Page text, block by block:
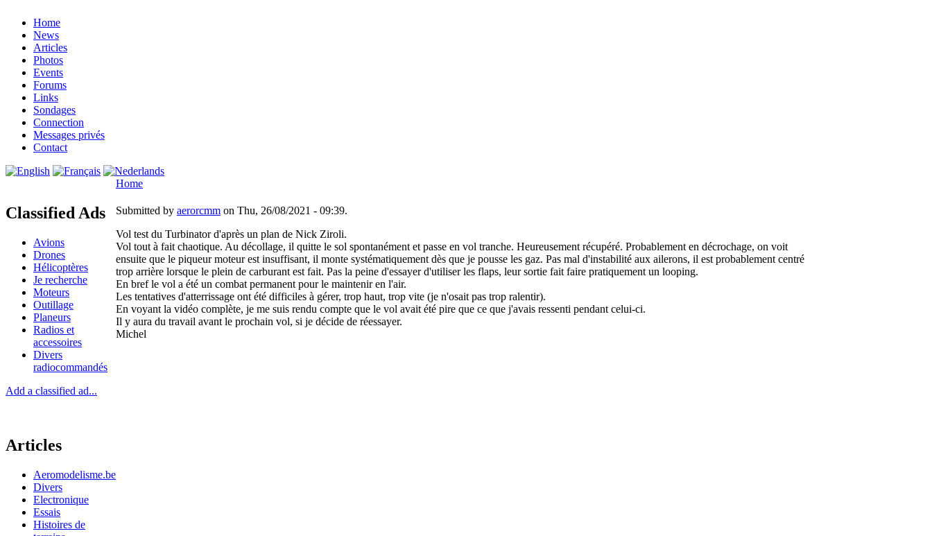
Home
News
Articles
Photos
Events
Forums
Links
Sondages
Connection
Messages privés
Contact
Classified Ads
Avions
Drones
Hélicoptères
Je recherche
Moteurs
Outillage
Planeurs
Radios et
accessoires
Divers
radiocommandés
Add a classified ad...
Articles
Aeromodelisme.be
Divers
Electronique
Essais
Histoires de
Home
Submitted by aerorcmm on Thu, 26/08/2021 - 09:39.
Vol test du Turbinator d'après un plan de Nick Ziroli.
Vol tout à fait chaotique. Au décollage, il quitte le sol spontanément et passe en vol tranche. Heureusement récupéré. Probablement en décrochage, on voit
ensuite que le piqueur moteur est insuffisant, il monte systématiquement dès que je pousse les gaz. Pas mal d'instabilité aux ailerons, il est probablement centré
trop arrière lorsque le plein de carburant est fait. Pas la peine d'essayer d'utiliser les flaps, leur sortie fait faire pratiquement un looping.
En bref le vol a été un combat permanent pour le maintenir en l'air.
Les tentatives d'atterrissage ont été difficiles à gérer, trop haut, trop vite (je n'osait pas trop ralentir).
En voyant la vidéo complète, je me suis rendu compte que le vol avait été pire que ce que j'avais ressenti pendant celui-ci.
Il y aura du travail avant le prochain vol, si je décide de réessayer.
Michel